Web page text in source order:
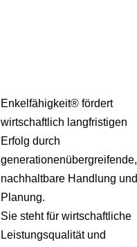
Enkelfähigkeit® fördert
wirtschaftlich langfristigen
Erfolg durch
generationenübergreifende,
nachhaltbare Handlung und
Planung.
Sie steht für wirtschaftliche
Leistungsqualität und